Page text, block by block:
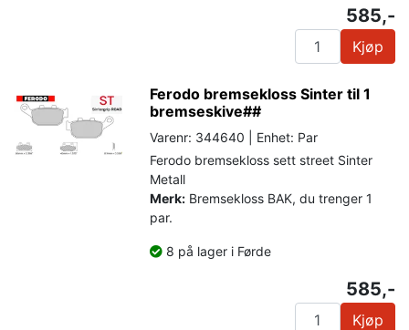
585,-
Kjøp
Ferodo bremsekloss Sinter til 1
bremseskive##
Varenr: 344640 | Enhet: Par
Ferodo bremsekloss sett street Sinter
Metall
Merk: Bremsekloss BAK, du trenger 1
par.
8 på lager i Førde
585,-
Kjøp